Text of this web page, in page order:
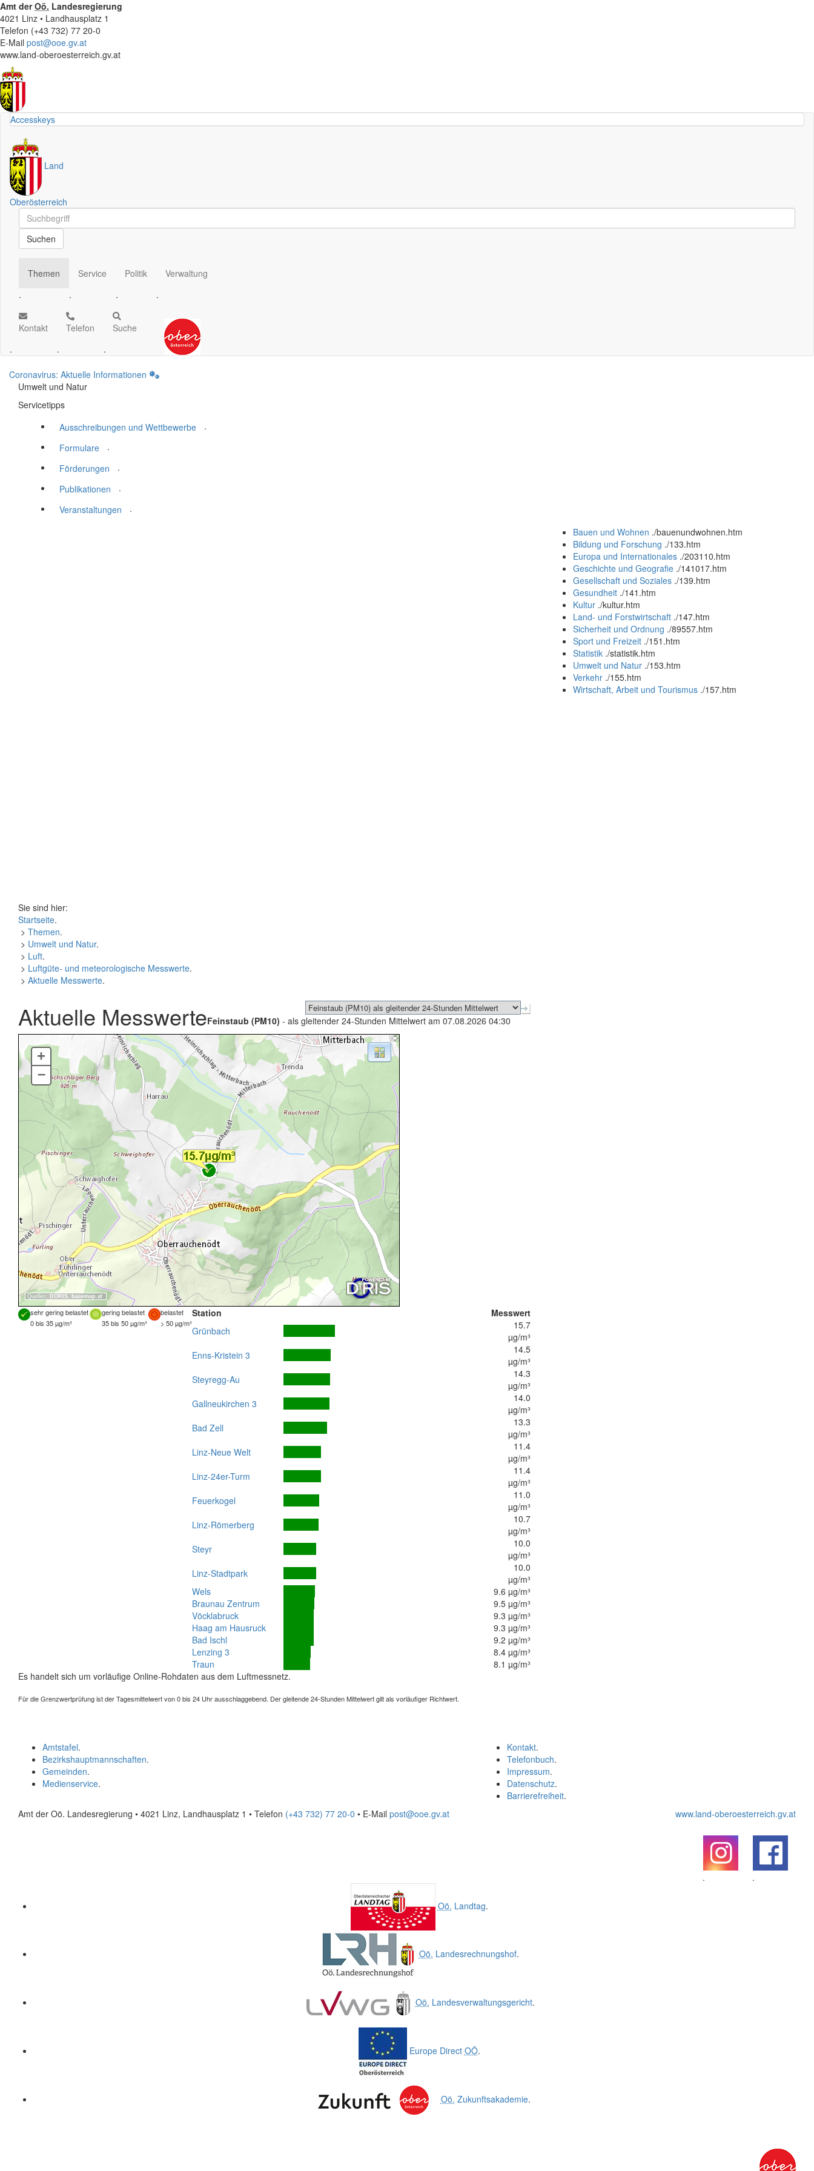
Amt derOö. Landesregierung
4021 Linz • Landhausplatz 1
Telefon (+43 732) 77 20-0
E-Mail post@ooe.gv.at
www.land-oberoesterreich.gv.at
Accesskeys
Land
Oberösterreich
Schnellsuche
Schnellsuche
Suchen
Themen
.
Service
.
Politik
.
Verwaltung
.
Kontakt
.
Telefon
.
Suche
.
Coronavirus: Aktuelle Informationen
Umwelt und Natur
Servicetipps
Ausschreibungen und Wettbewerbe
.
Formulare
.
Förderungen
.
Publikationen
.
Veranstaltungen
.
Bauen und Wohnen ./bauenundwohnen.htm
Bildung und Forschung ./133.htm
Europa und Internationales ./203110.htm
Geschichte und Geografie ./141017.htm
Gesellschaft und Soziales ./139.htm
Gesundheit ./141.htm
Kultur ./kultur.htm
Land- und Forstwirtschaft ./147.htm
Sicherheit und Ordnung ./89557.htm
Sport und Freizeit ./151.htm
Statistik ./statistik.htm
Umwelt und Natur ./153.htm
Verkehr ./155.htm
Wirtschaft, Arbeit und Tourismus ./157.htm
Sie sind hier:
Startseite.
> Themen.
> Umwelt und Natur.
> Luft.
> Luftgüte- und meteorologische Messwerte.
> Aktuelle Messwerte.
Aktuelle MesswerteFeinstaub (PM10) - als gleitender 24-Stunden Mittelwert am 07.08.2026 04:30
Quellen: DORIS, basemap.at
+
–
sehr gering belastet gering belastet
belastet
0 bis 35 µg/m³
35 bis 50 µg/m³ > 50 µg/m³
Station
Messwert
Grünbach
15.7
µg/m³
Enns-Kristein 3
14.5
µg/m³
Steyregg-Au
14.3
µg/m³
Gallneukirchen 3
14.0
µg/m³
Bad Zell
13.3
µg/m³
Linz-Neue Welt
11.4
µg/m³
Linz-24er-Turm
11.4
µg/m³
Feuerkogel
11.0
µg/m³
Linz-Römerberg
10.7
µg/m³
Steyr
10.0
µg/m³
Linz-Stadtpark
10.0
µg/m³
Wels
9.6 µg/m³
Braunau Zentrum
9.5 µg/m³
Vöcklabruck
9.3 µg/m³
Haag am Hausruck
9.3 µg/m³
Bad Ischl
9.2 µg/m³
Lenzing 3
8.4 µg/m³
Traun
8.1 µg/m³
Es handelt sich um vorläufige Online-Rohdaten aus dem Luftmessnetz.
Für die Grenzwertprüfung ist der Tagesmittelwert von 0 bis 24 Uhr ausschlaggebend. Der gleitende 24-Stunden Mittelwert gilt als vorläufiger Richtwert.
Kontakt.
Telefonbuch.
Impressum.
Datenschutz.
Barrierefreiheit.
Amtstafel.
Bezirkshauptmannschaften.
Gemeinden.
Medienservice.
Amt der Oö. Landesregierung • 4021 Linz, Landhausplatz 1 • Telefon (+43 732) 77 20-0 • E-Mail post@ooe.gv.at www.land-oberoesterreich.gv.at
.
.
Oö. Landtag.
Oö. Landesrechnungshof.
Oö. Landesverwaltungsgericht.
Europe Direct OÖ.
Oö. Zukunftsakademie.